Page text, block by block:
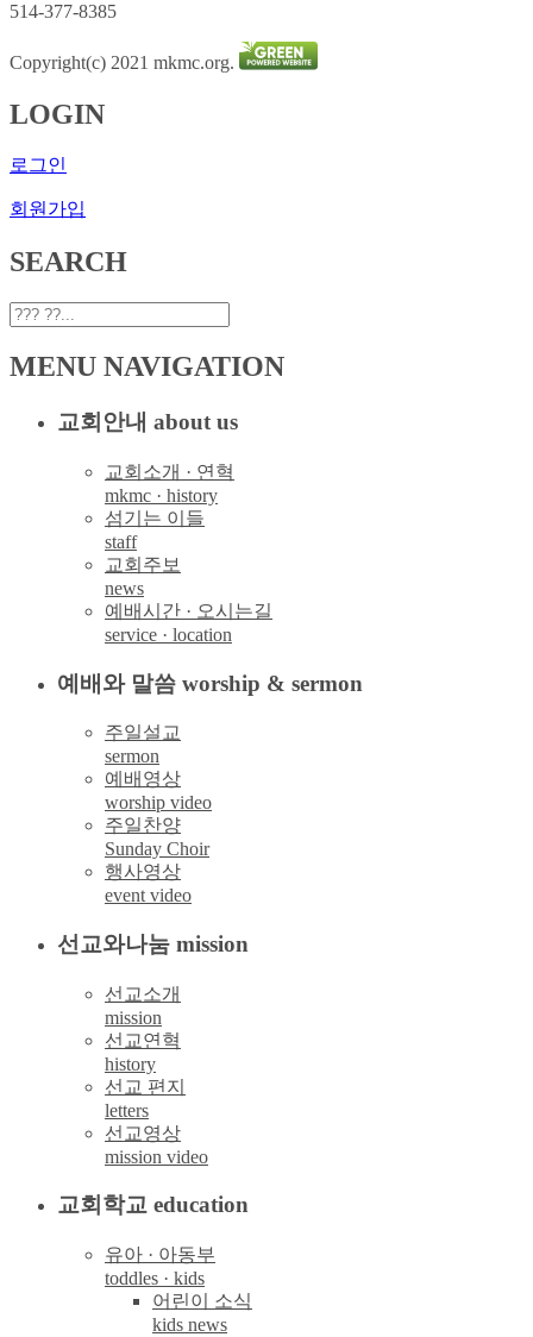
514-377-8385
Copyright(c) 2021 mkmc.org.
LOGIN
로그인
회원가입
SEARCH
MENU NAVIGATION
교회안내 about us
교회소개 · 연혁
mkmc · history
섬기는 이들
staff
교회주보
news
예배시간 · 오시는길
service · location
예배와 말씀 worship & sermon
주일설교
sermon
예배영상
worship video
주일찬양
Sunday Choir
행사영상
event video
선교와나눔 mission
선교소개
mission
선교연혁
history
선교 편지
letters
선교영상
mission video
교회학교 education
유아 · 아동부
toddles · kids
어린이 소식
kids news